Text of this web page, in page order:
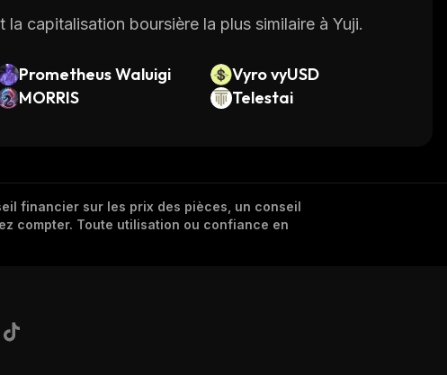
capitalisation boursière la plus similaire à Yuji.
Prometheus Waluigi
Vyro vyUSD
MORRIS Telestai
financier sur les prix des pièces, un conseil
compter. Toute utilisation ou confiance en